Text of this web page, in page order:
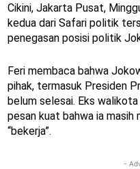
Cikini, Jakarta Pusat,
kedua dari Safari politik
penegasan posisi politik
Feri membaca bahwa
pihak, termasuk Presiden
belum selesai. Eks
pesan kuat bahwa ia
“bekerja”.
-